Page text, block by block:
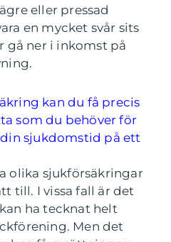
eller pressad
en mycket svår sits
gå ner i inkomst på
kan du få precis
som du behöver för
sjukdomstid på ett
olika sjukförsäkringar
till. I vissa fall är det
ha tecknat helt
Men det